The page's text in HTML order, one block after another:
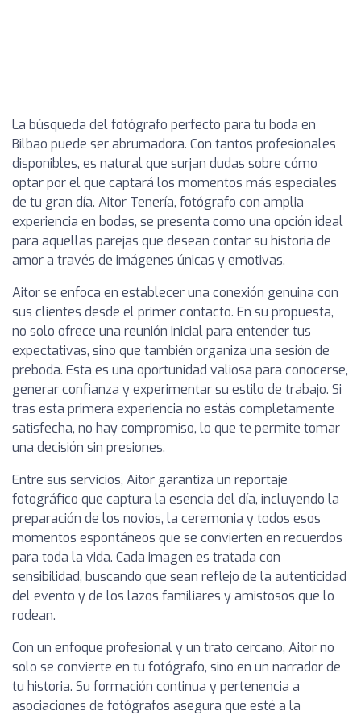
La búsqueda del fotógrafo perfecto para tu boda en
Bilbao puede ser abrumadora. Con tantos profesionales
disponibles, es natural que surjan dudas sobre cómo
optar por el que captará los momentos más especiales
de tu gran día. Aitor Tenería, fotógrafo con amplia
experiencia en bodas, se presenta como una opción ideal
para aquellas parejas que desean contar su historia de
amor a través de imágenes únicas y emotivas.
Aitor se enfoca en establecer una conexión genuina con
sus clientes desde el primer contacto. En su propuesta,
no solo ofrece una reunión inicial para entender tus
expectativas, sino que también organiza una sesión de
preboda. Esta es una oportunidad valiosa para conocerse,
generar confianza y experimentar su estilo de trabajo. Si
tras esta primera experiencia no estás completamente
satisfecha, no hay compromiso, lo que te permite tomar
una decisión sin presiones.
Entre sus servicios, Aitor garantiza un reportaje
fotográfico que captura la esencia del día, incluyendo la
preparación de los novios, la ceremonia y todos esos
momentos espontáneos que se convierten en recuerdos
para toda la vida. Cada imagen es tratada con
sensibilidad, buscando que sean reflejo de la autenticidad
del evento y de los lazos familiares y amistosos que lo
rodean.
Con un enfoque profesional y un trato cercano, Aitor no
solo se convierte en tu fotógrafo, sino en un narrador de
tu historia. Su formación continua y pertenencia a
asociaciones de fotógrafos asegura que esté a la